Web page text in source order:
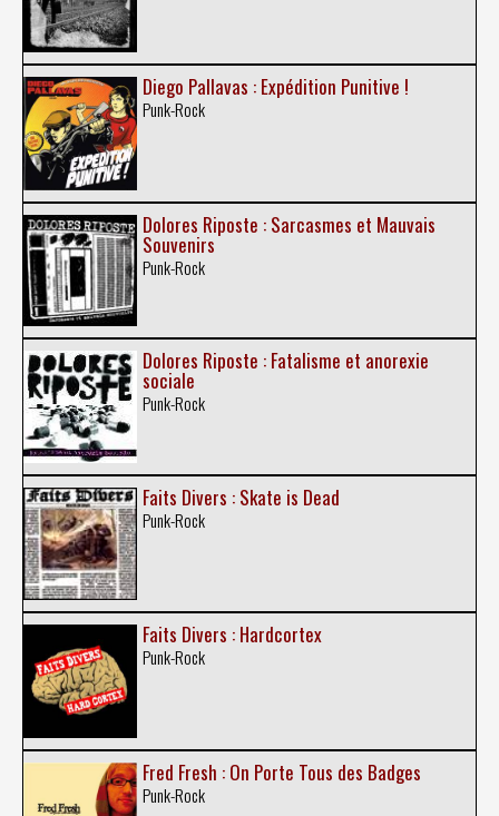
Diego Pallavas : Expédition Punitive !
Punk-Rock
Dolores Riposte : Sarcasmes et Mauvais
Souvenirs
Punk-Rock
Dolores Riposte : Fatalisme et anorexie
sociale
Punk-Rock
Faits Divers : Skate is Dead
Punk-Rock
Faits Divers : Hardcortex
Punk-Rock
Fred Fresh : On Porte Tous des Badges
Punk-Rock